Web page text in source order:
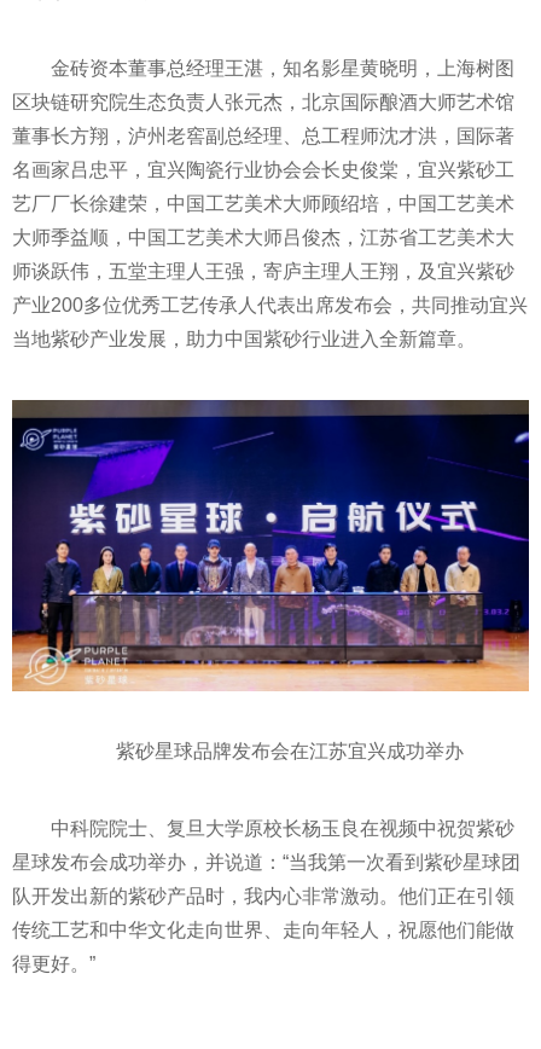
金砖资本董事总经理王湛，知名影星黄晓明，上海树图
区块链研究院生态负责人张元杰，北京国际酿酒大师艺术馆
董事长方翔，泸州老窖副总经理、总工程师沈才洪，国际著
名画家吕忠平 ，宜兴陶瓷行业协会会长史俊棠，宜兴紫砂工
艺厂厂长徐建荣，中国工艺美术大师顾绍培，中国工艺美术
大师季益顺，中国工艺美术大师吕俊杰，江苏省工艺美术大
师谈跃伟，五堂主理人王强，寄庐主理人王翔，及宜兴紫砂
产业200多位优秀工艺传承人代表出席发布会，共同推动宜兴
当地紫砂产业发展，助力中国紫砂行业进入全新篇章。
紫砂星球品牌发布会在江苏宜兴成功举办
中科院院士、复旦大学原校长杨玉良在视频中祝贺紫砂
星球发布会成功举办，并说道：“当我第一次看到紫砂星球团
队开发出新的紫砂产品时，我内心非常激动。他们正在引领
传统工艺和中华文化走向世界、走向年轻人，祝愿他们能做
得更好。”